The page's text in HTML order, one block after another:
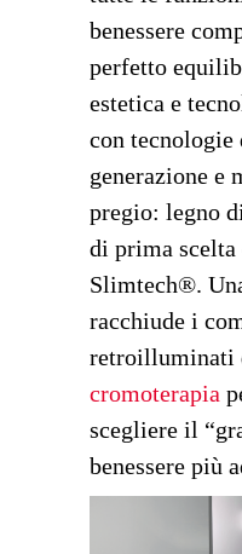
benessere
perfetto
estetica e
con
generazione e
pregio: legno
di prima scelta
Slimtech®.
racchiude i
retroilluminati
cromoterapia
scegliere il
benessere più